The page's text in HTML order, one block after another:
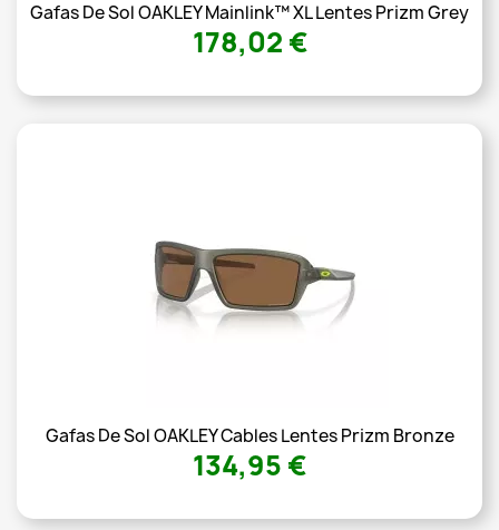
Gafas De Sol OAKLEY Mainlink™ XL Lentes Prizm Grey
178,02 €
Gafas De Sol OAKLEY Cables Lentes Prizm Bronze
134,95 €